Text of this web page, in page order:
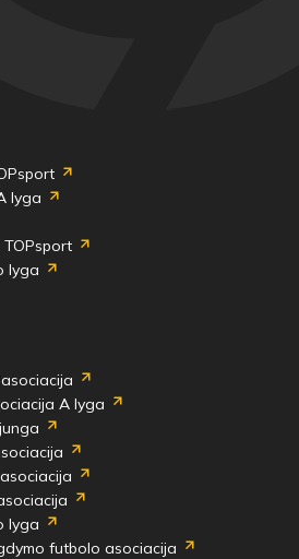
lyga
lyga
A lyga
lyga
futbolo asociacija